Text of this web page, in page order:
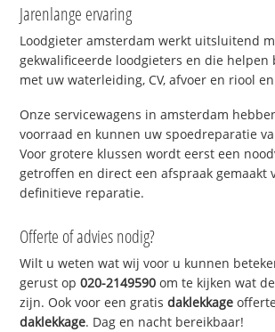
Jarenlange ervaring
Loodgieter amsterdam werkt uitsluitend
gekwalificeerde loodgieters en die
met uw waterleiding, CV, afvoer en riool
Onze servicewagens in amsterdam
voorraad en kunnen uw spoedreparatie
Voor grotere klussen wordt eerst een
getroffen en direct een afspraak gemaakt
definitieve reparatie.
Offerte of advies nodig?
Wilt u weten wat wij voor u kunnen
gerust op020-2149590 om te kijken wat
zijn. Ook voor een gratisdaklekkage
daklekkage. Dag en nacht bereikbaar!